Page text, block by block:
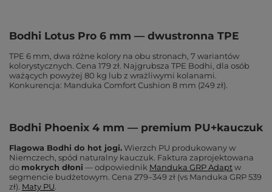
Bodhi Lotus Pro 6 mm — dwustronna TPE
TPE 6 mm, dwa różne kolory na obu stronach, 7 wariantów
kolorystycznych. Cena 179 zł. Najgrubsza TPE Bodhi, dla osób
ważących powyżej 80 kg lub z wrażliwymi kolanami.
Konkurencja: Manduka Comfort Cushion 8 mm (249 zł).
Bodhi Phoenix 4 mm — premium PU+kauczuk
Flagowa Bodhi do hot jogi.Wierzch PU produkowany w
Niemczech, spód naturalny kauczuk. Faktura zaprojektowana
do mokrych dłoni — odpowiednik Manduka GRP Adaptw
segmencie budżetowym. Cena 279–349 zł (vs Manduka GRP 539
zł). Maty PU.